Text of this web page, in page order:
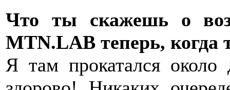
Что ты скажешь о
MTN.LAB теперь, когда
Я там прокатался